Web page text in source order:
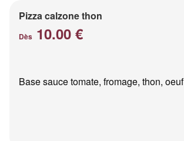
Pizza calzone thon
Dès 10.00 €
Base sauce tomate, fromage, thon, oeuf